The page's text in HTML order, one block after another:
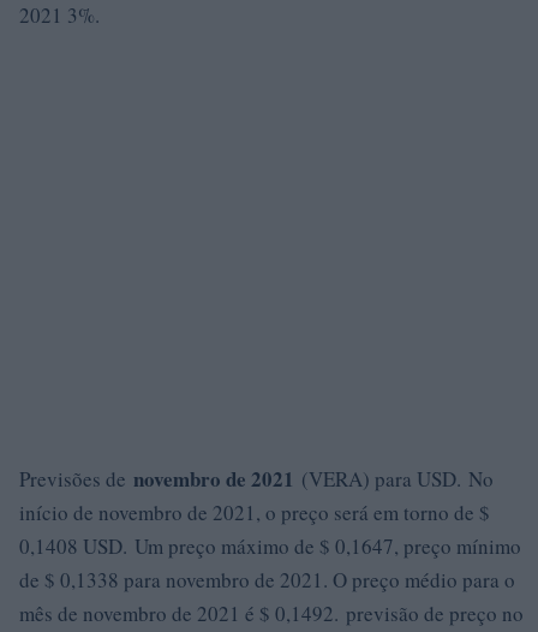
2021 3%.
Previsões de novembro de 2021 (VERA) para USD. No
início de novembro de 2021, o preço será em torno de $
0,1408 USD. Um preço máximo de $ 0,1647, preço mínimo
de $ 0,1338 para novembro de 2021. O preço médio para o
mês de novembro de 2021 é $ 0,1492. previsão de preço no